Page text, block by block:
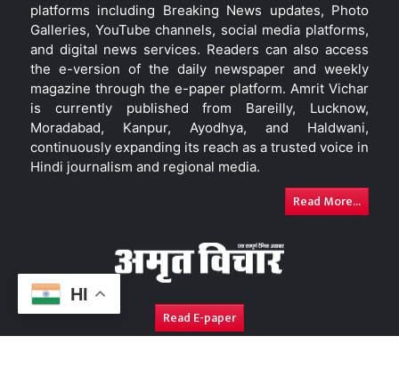
HI
platforms including Breaking News updates, Photo
Galleries, YouTube channels, social media platforms,
and digital news services. Readers can also access
the e-version of the daily newspaper and weekly
magazine through the e-paper platform. Amrit Vichar
is currently published from Bareilly, Lucknow,
Moradabad, Kanpur, Ayodhya, and Haldwani,
continuously expanding its reach as a trusted voice in
Hindi journalism and regional media.
Read More...
Read E-paper